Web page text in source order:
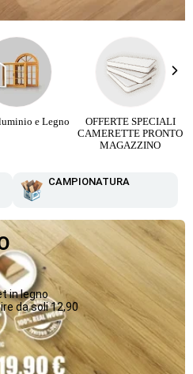
SPECIALI
Parquet Maxi Plancia 3
Strip da 12,90 €
CAMPIONATURA
in legno
da soli 12,90